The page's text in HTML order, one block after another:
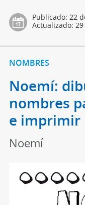
Publicado: 22
Actualizado:
NOMBRES
Noemí:
nombres
e imprimir
Noemí